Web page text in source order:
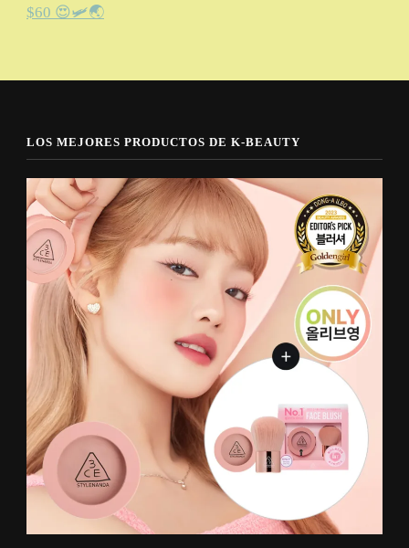
$60 😍🛩️🌏
LOS MEJORES PRODUCTOS DE K-BEAUTY